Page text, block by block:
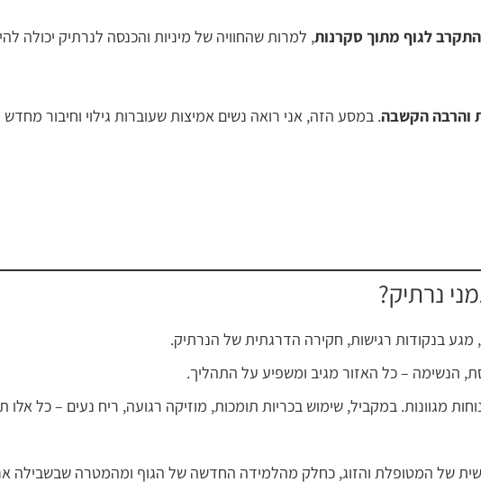
לגוף מתוך סקרנות, למרות שהחוויה של מיניות והכנסה לנרתיק יכולה
והרבה הקשבה. במסע הזה, אני רואה נשים אמיצות שעוברות גילוי וחיבור מחדש
נרתיק?
מגע בנקודות רגישות, חקירה הדרגתית של הנרתיק.
הנשימה – כל האזור מגיב ומשפיע על התהליך.
מגוונות. במקביל, שימוש בכריות תומכות, מוזיקה רגועה, ריח נעים – כל אלו
של המטופלת והזוג, כחלק מהלמידה החדשה של הגוף ומהמטרה שבשבילה